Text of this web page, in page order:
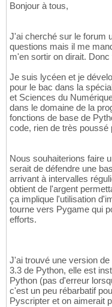
Bonjour à tous,
J'ai cherché sur le forum
questions mais il me
m'en sortir on dirait.
Je suis lycéen et je
pour le bac dans la
et Sciences du
dans le domaine de la
fonctions de base de
code, rien de très poussé
Nous souhaiterions faire
serait de défendre une
arrivant à intervalles
obtient de l'argent
ça implique l'utilisation
tourne vers Pygame qui
efforts.
J'ai trouvé une version
3.3 de Python, elle est
Python (pas d'erreur
c'est un peu rébarbatif
Pyscripter et on aimerait